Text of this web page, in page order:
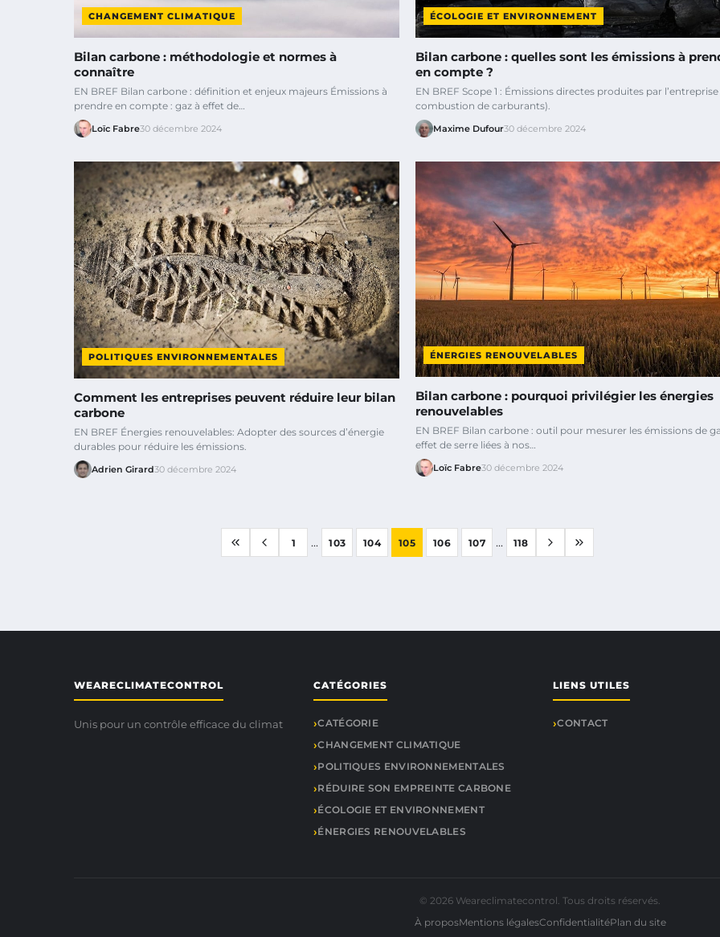
CHANGEMENT CLIMATIQUE
Bilan carbone : méthodologie et normes à
connaître
EN BREF Bilan carbone : définition et enjeux majeurs Émissions à
prendre en compte : gaz à effet de…
Loïc Fabre30 décembre 2024
ÉCOLOGIE ET ENVIRONNEMENT
Bilan carbone : quelles sont les émissions à
en compte ?
EN BREF Scope 1 : Émissions directes produites par l’entreprise
combustion de carburants).
Maxime Dufour30 décembre 2024
POLITIQUES ENVIRONNEMENTALES
Comment les entreprises peuvent réduire leur bilan
carbone
EN BREF Énergies renouvelables: Adopter des sources d’énergie
durables pour réduire les émissions.
Adrien Girard30 décembre 2024
ÉNERGIES RENOUVELABLES
Bilan carbone : pourquoi privilégier les énergies
renouvelables
EN BREF Bilan carbone : outil pour mesurer les émissions de
effet de serre liées à nos…
Loïc Fabre30 décembre 2024
1 ... 103 104 105 106 107 ... 118
WEARECLIMATECONTROL
Unis pour un contrôle efficace du climat
CATÉGORIES
CATÉGORIE
CHANGEMENT CLIMATIQUE
POLITIQUES ENVIRONNEMENTALES
RÉDUIRE SON EMPREINTE CARBONE
ÉCOLOGIE ET ENVIRONNEMENT
ÉNERGIES RENOUVELABLES
LIENS UTILES
CONTACT
© 2026 Weareclimatecontrol. Tous droits réservés.
À proposMentions légalesConfidentialitéPlan du site